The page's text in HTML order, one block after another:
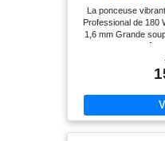
La ponceuse
Professional de 180
1,6 mm Grande
situation
interchangeables
raccordement direct
facile du papier
agrippant et au
avec : GSS 160-1
boîtier microfiltre, 3